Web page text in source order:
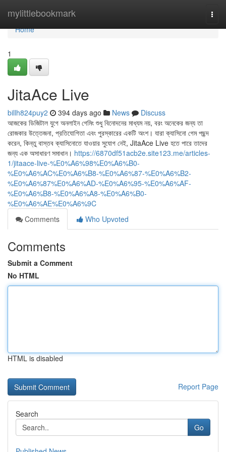
mylittlebookmark
Home
Home
1
JitaAce Live
billh824puy2 394 days ago News
Discuss
আজকের ডিজিটাল যুগে অনলাইন গেমিং শুধু বিনোদনের মাধ্যম নয়, বরং অনেকের জন্য তা
রোজকার উত্তেজনা, প্রতিযোগিতা এবং পুরস্কারের একটি অংশ। যারা ক্যাসিনো গেম পছন্দ
করেন, কিন্তু বাস্তব ক্যাসিনোতে যাওয়ার সুযোগ নেই, JitaAce Live হতে পারে তাদের
জন্য এক অসাধারণ সমাধান। https://6870df51acb2e.site123.me/articles-
1/jitaace-live-%E0%A6%98%E0%A6%B0-
%E0%A6%AC%E0%A6%B8-%E0%A6%87-%E0%A6%B2-
%E0%A6%87%E0%A6%AD-%E0%A6%95-%E0%A6%AF-
%E0%A6%B8-%E0%A6%A8-%E0%A6%B0-
%E0%A6%AE%E0%A6%9C
Comments
Who Upvoted
Comments
Submit a Comment
No HTML
HTML is disabled
Report Page
Search
Go